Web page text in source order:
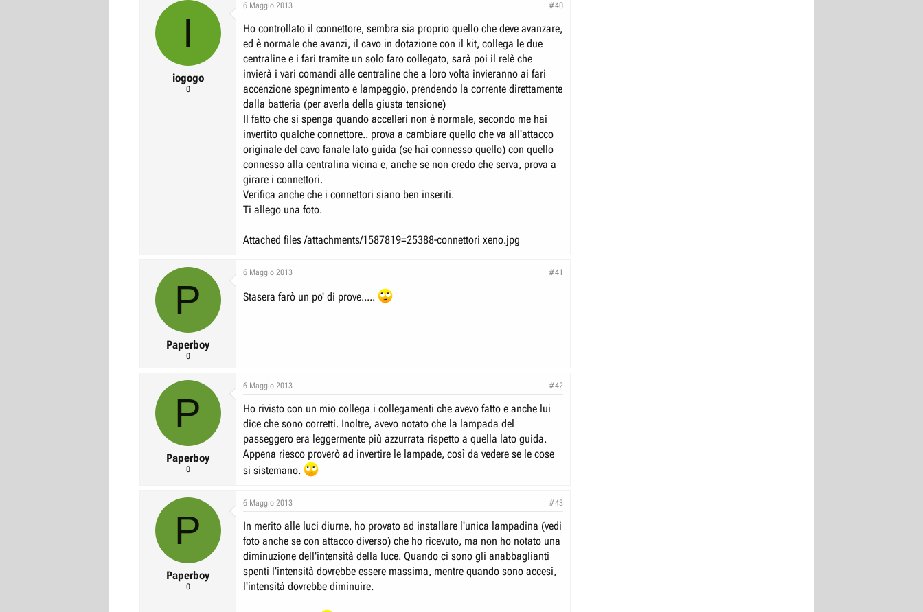
I
iogogo
0
6 Maggio 2013 #40
Ho controllato il connettore, sembra sia proprio quello che deve avanzare,
ed è normale che avanzi, il cavo in dotazione con il kit, collega le due
centraline e i fari tramite un solo faro collegato, sarà poi il relè che
invierà i vari comandi alle centraline che a loro volta invieranno ai fari
accenzione spegnimento e lampeggio, prendendo la corrente direttamente
dalla batteria (per averla della giusta tensione)
Il fatto che si spenga quando accelleri non è normale, secondo me hai
invertito qualche connettore.. prova a cambiare quello che va all'attacco
originale del cavo fanale lato guida (se hai connesso quello) con quello
connesso alla centralina vicina e, anche se non credo che serva, prova a
girare i connettori.
Verifica anche che i connettori siano ben inseriti.
Ti allego una foto.
Attached files /attachments/1587819=25388-connettori xeno.jpg
P
Paperboy
0
6 Maggio 2013 #41
Stasera farò un po' di prove.....
P
Paperboy
0
6 Maggio 2013 #42
Ho rivisto con un mio collega i collegamenti che avevo fatto e anche lui
dice che sono corretti. Inoltre, avevo notato che la lampada del
passeggero era leggermente più azzurrata rispetto a quella lato guida.
Appena riesco proverò ad invertire le lampade, così da vedere se le cose
si sistemano.
P
Paperboy
0
6 Maggio 2013 #43
In merito alle luci diurne, ho provato ad installare l'unica lampadina (vedi
foto anche se con attacco diverso) che ho ricevuto, ma non ho notato una
diminuzione dell'intensità della luce. Quando ci sono gli anabbaglianti
spenti l'intensità dovrebbe essere massima, mentre quando sono accesi,
l'intensità dovrebbe diminuire.